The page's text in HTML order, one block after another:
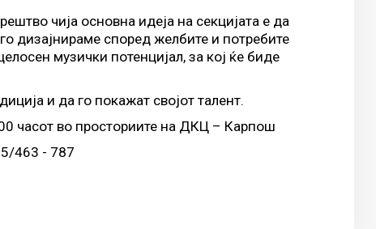
чија основна идеја на секцијата е да
дизајнираме според желбите и потребите
музички потенцијал, за кој ќе биде
и да го покажат својот талент.
часот во просториите на ДКЦ – Карпош
463 - 787